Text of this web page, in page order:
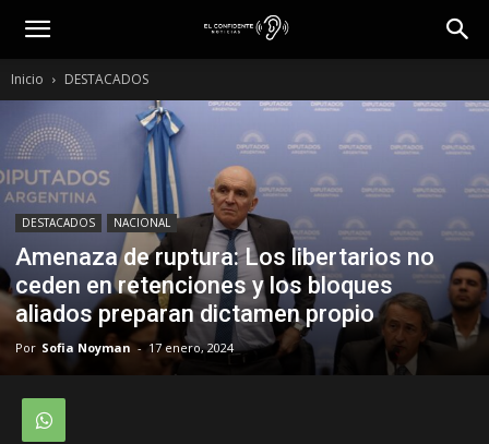
Inicio DESTACADOS
DESTACADOS NACIONAL
Amenaza de ruptura: Los libertarios no
ceden en retenciones y los bloques
aliados preparan dictamen propio
Por Sofia Noyman - 17 enero, 2024